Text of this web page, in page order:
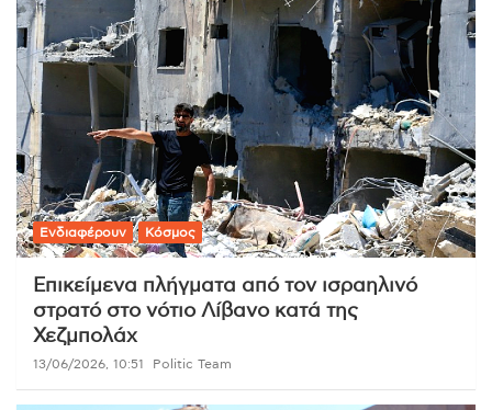
Ενδιαφέρουν Κόσμος
Επικείμενα πλήγματα από τον ισραηλινό
στρατό στο νότιο Λίβανο κατά της
Χεζμπολάχ
13/06/2026, 10:51 Politic Team